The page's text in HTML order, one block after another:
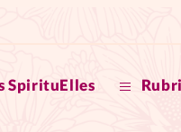
SpirituElles